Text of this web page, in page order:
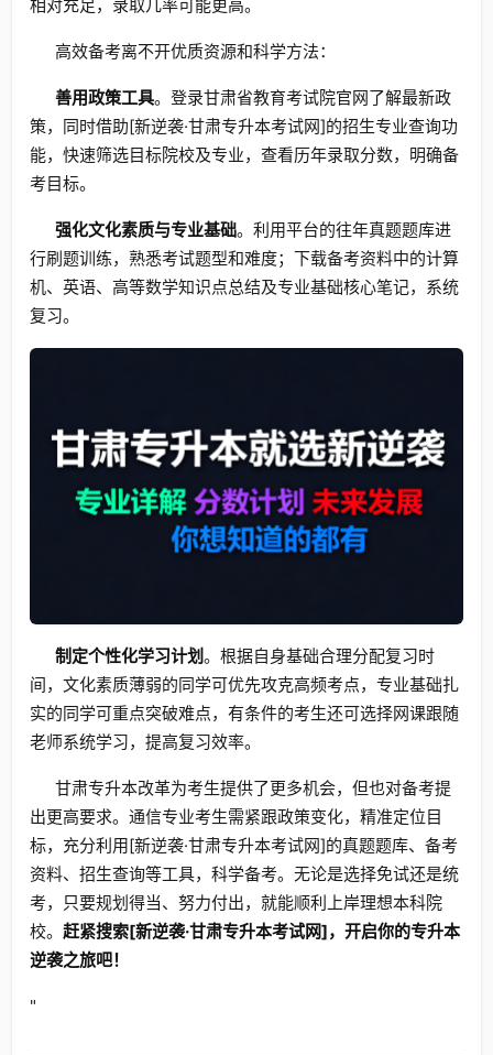
相对充足，录取几率可能更高。
高效备考离不开优质资源和科学方法：
善用政策工具。登录甘肃省教育考试院官网了解最新政
策，同时借助[新逆袭·甘肃专升本考试网]的招生专业查询功
能，快速筛选目标院校及专业，查看历年录取分数，明确备
考目标。
强化文化素质与专业基础。利用平台的往年真题题库进
行刷题训练，熟悉考试题型和难度；下载备考资料中的计算
机、英语、高等数学知识点总结及专业基础核心笔记，系统
复习。
制定个性化学习计划。根据自身基础合理分配复习时
间，文化素质薄弱的同学可优先攻克高频考点，专业基础扎
实的同学可重点突破难点，有条件的考生还可选择网课跟随
老师系统学习，提高复习效率。
甘肃专升本改革为考生提供了更多机会，但也对备考提
出更高要求。通信专业考生需紧跟政策变化，精准定位目
标，充分利用[新逆袭·甘肃专升本考试网]的真题题库、备考
资料、招生查询等工具，科学备考。无论是选择免试还是统
考，只要规划得当、努力付出，就能顺利上岸理想本科院
校。 赶紧搜索[新逆袭·甘肃专升本考试网]，开启你的专升本
逆袭之旅吧！
"